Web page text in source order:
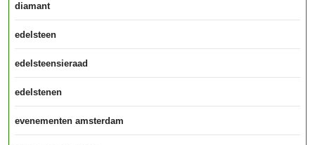
diamant
edelsteen
edelsteensieraad
edelstenen
evenementen amsterdam